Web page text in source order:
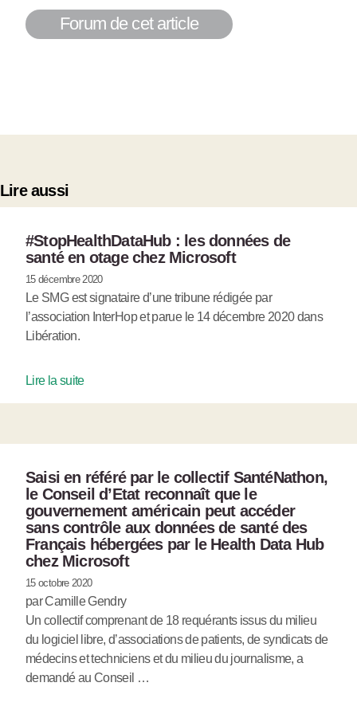
Forum de cet article
Lire aussi
#StopHealthDataHub : les données de
santé en otage chez Microsoft
15 décembre 2020
Le SMG est signataire d’une tribune rédigée par
l’association InterHop et parue le 14 décembre 2020 dans
Libération.
Lire la suite
Saisi en référé par le collectif SantéNathon,
le Conseil d’Etat reconnaît que le
gouvernement américain peut accéder
sans contrôle aux données de santé des
Français hébergées par le Health Data Hub
chez Microsoft
15 octobre 2020
par Camille Gendry
Un collectif comprenant de 18 requérants issus du milieu
du logiciel libre, d’associations de patients, de syndicats de
médecins et techniciens et du milieu du journalisme, a
demandé au Conseil …